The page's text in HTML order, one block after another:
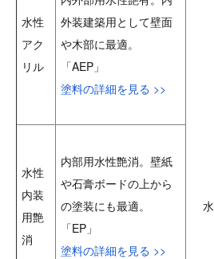
水性
アク
リル
外装建築用として壁面
や木部に最適。
「AEP」
塗料の詳細を見る >>
水
水性
内装
用艶
消
内部用水性艶消。壁紙
や石膏ボードの上から
の塗装にも最適。
「EP」
塗料の詳細を見る >>